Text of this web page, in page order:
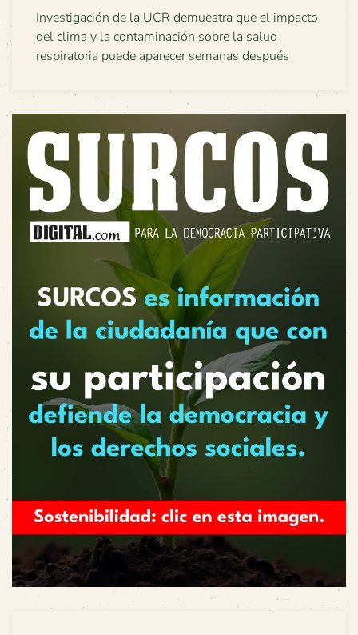
Investigación de la UCR demuestra que el impacto
del clima y la contaminación sobre la salud
respiratoria puede aparecer semanas después